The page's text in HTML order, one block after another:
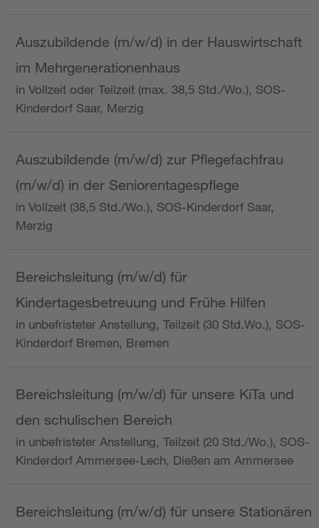
Auszubildende (m/w/d) in der Hauswirtschaft
im Mehrgenerationenhaus
in Vollzeit oder Teilzeit (max. 38,5 Std./Wo.), SOS-
Kinderdorf Saar, Merzig
Auszubildende (m/w/d) zur Pflegefachfrau
(m/w/d) in der Seniorentagespflege
in Vollzeit (38,5 Std./Wo.), SOS-Kinderdorf Saar,
Merzig
Bereichsleitung (m/w/d) für
Kindertagesbetreuung und Frühe Hilfen
in unbefristeter Anstellung, Teilzeit (30 Std.Wo.), SOS-
Kinderdorf Bremen, Bremen
Bereichsleitung (m/w/d) für unsere KiTa und
den schulischen Bereich
in unbefristeter Anstellung, Teilzeit (20 Std./Wo.), SOS-
Kinderdorf Ammersee-Lech, Dießen am Ammersee
Bereichsleitung (m/w/d) für unsere Stationären